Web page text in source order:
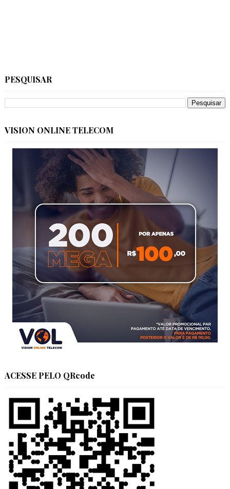
PESQUISAR
VISION ONLINE TELECOM
ACESSE PELO QRcode